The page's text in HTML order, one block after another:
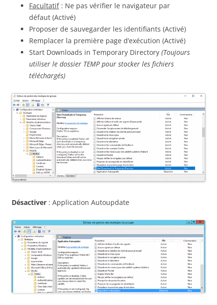
Facultatif: Ne pas vérifier le navigateur par
défaut (Activé)
Proposer de sauvegarder les identifiants (Activé)
Remplacer la première page d’exécution (Activé)
Start Downloads in Temporary Directory (Toujours
utiliser le dossier TEMP pour stocker les fichiers
téléchargés)
Désactiver : Application Autoupdate